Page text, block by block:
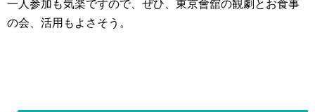
一人参加も気楽ですので、ぜひ、東京會舘の観劇とお食事
の会、活用もよさそう。